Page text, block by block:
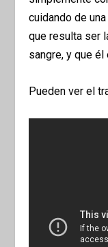
cuidando de
que resulta ser
sangre, y que
Pueden ver el